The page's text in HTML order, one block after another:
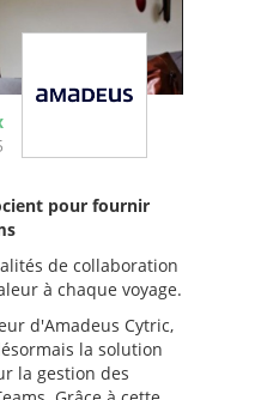
pour fournir
de collaboration
à chaque voyage.
d'Amadeus Cytric,
la solution
la gestion des